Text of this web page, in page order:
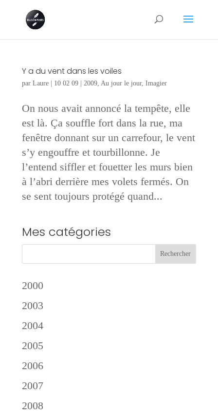
Y a du vent dans les voiles
par Laure| 10 02 09| 2009, Au jour le jour, Imagier
On nous avait annoncé la tempête, elle
est là. Ça souffle fort dans la rue, ma
fenêtre donnant sur un carrefour, le vent
s’y engouffre et tourbillonne. Je
l’entend siffler et fouetter les murs bien
à l’abri derrière mes volets fermés. On
se sent toujours protégé quand...
Mes catégories
2000
2003
2004
2005
2006
2007
2008